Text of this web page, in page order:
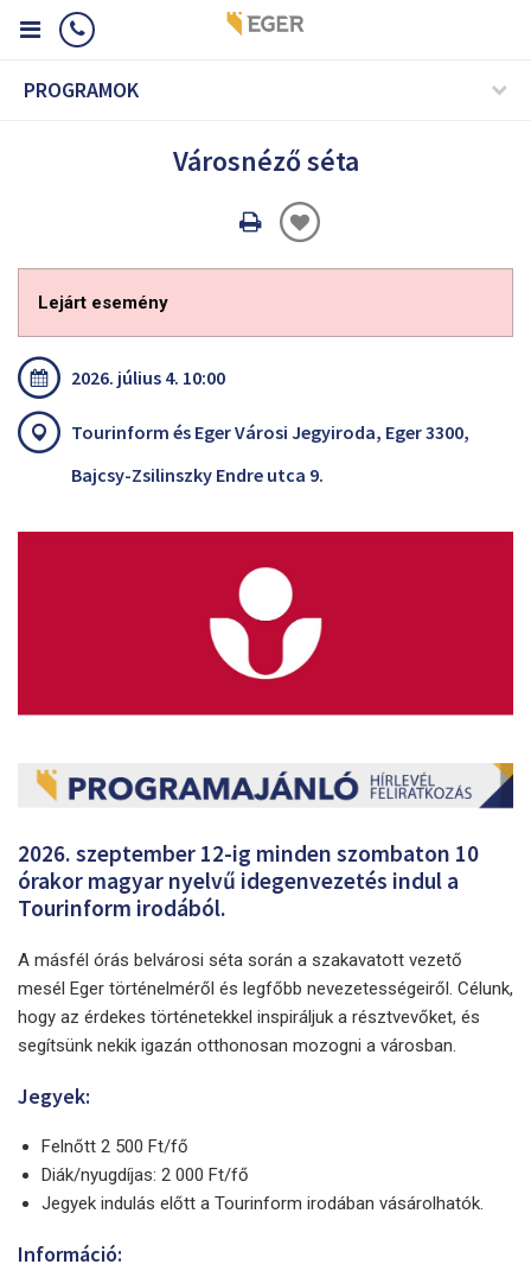
PROGRAMOK
Városnéző séta
Oldal
Lejárt esemény
2026. július 4. 10:00
Tourinform és Eger Városi Jegyiroda, Eger 3300,
Bajcsy-Zsilinszky Endre utca 9.
2026. szeptember 12-ig minden szombaton 10
órakor magyar nyelvű idegenvezetés indul a
Tourinform irodából.
A másfél órás belvárosi séta során a szakavatott vezető
mesél Eger történelméről és legfőbb nevezetességeiről. Célunk,
hogy az érdekes történetekkel inspiráljuk a résztvevőket, és
segítsünk nekik igazán otthonosan mozogni a városban.
Jegyek:
Felnőtt 2 500 Ft/fő
Diák/nyugdíjas: 2 000 Ft/fő
Jegyek indulás előtt a Tourinform irodában vásárolhatók.
Információ: